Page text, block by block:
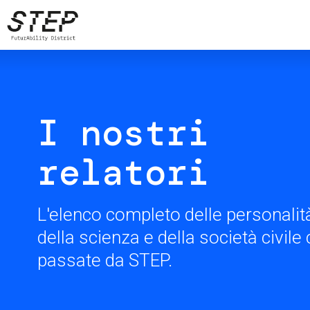
Skip
to
main
I nostri
relatori
L'elenco completo delle
della scienza e della società civile
passate da STEP.